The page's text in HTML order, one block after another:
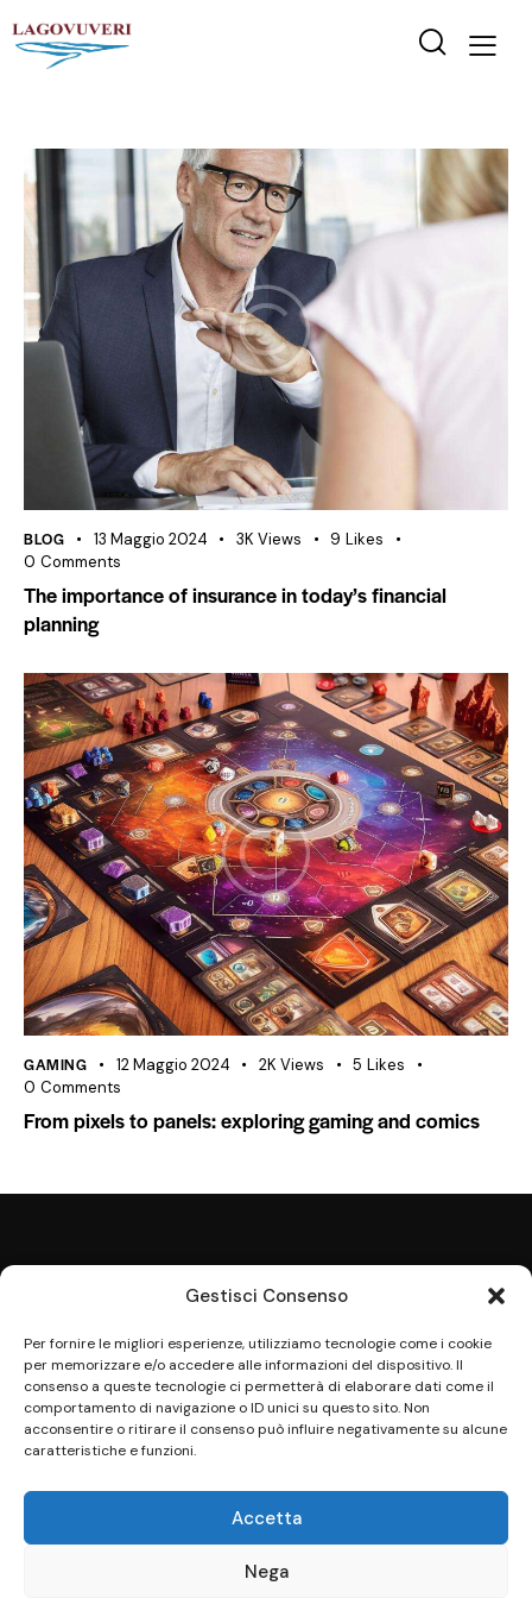
Gestisci Consenso
Per fornire le migliori esperienze, utilizziamo tecnologie come i cookie
per memorizzare e/o accedere alle informazioni del dispositivo. Il
consenso a queste tecnologie ci permetterà di elaborare dati come il
comportamento di navigazione o ID unici su questo sito. Non
acconsentire o ritirare il consenso può influire negativamente su alcune
caratteristiche e funzioni.
Accetta
Nega
BLOG 13 Maggio 2024 3K Views 9 Likes
0 Comments
The importance of insurance in today’s financial
planning
GAMING 12 Maggio 2024 2K Views 5 Likes
0 Comments
From pixels to panels: exploring gaming and comics
Indirizzo
Via F. Bonetta, 35
97019 Vittoria (RG)
Contatti
info@lagovuveri.it